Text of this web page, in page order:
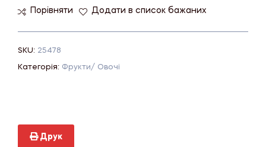
Порівняти Додати в список бажаних
SKU: 25478
Категорія: Фрукти/ Овочі
Друк